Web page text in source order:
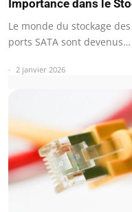
Importance dans le
Le monde du stockage
ports SATA sont devenus…
2 janvier 2026